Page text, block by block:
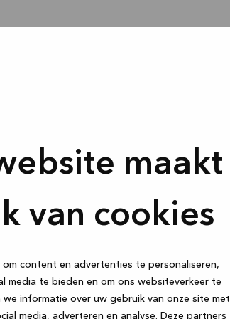
maakt
van cookies
om content en advertenties te personaliseren,
media te bieden en om ons websiteverkeer te
we informatie over uw gebruik van onze site met
media, adverteren en analyse. Deze partners